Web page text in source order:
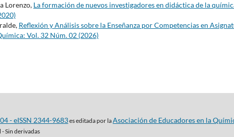
Lorenzo, La formación de nuevos investigadores en didáctica de la
Reflexión y Análisis sobre la Enseñanza por Competencias en
Vol. 32 Núm. 02 (2026)
- eISSN 2344-9683es editada por laAsociación de Educadores en la
Sin derivadas